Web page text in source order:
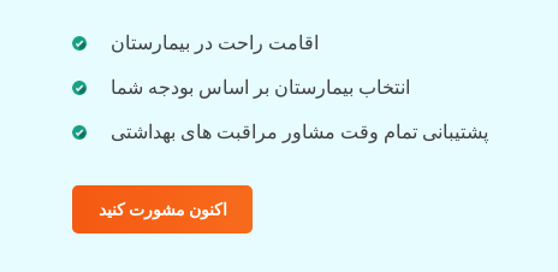
اقامت راحت در بیمارستان
انتخاب بیمارستان بر اساس بودجه شما
پشتیبانی تمام وقت مشاور مراقبت های بهداشتی
اکنون مشورت کنید
کنید. به روز رسانی منظم در مورد نیازهای درمانی